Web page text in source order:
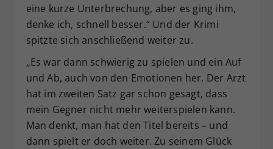
eine kurze Unterbrechung, aber es ging ihm,
denke ich, schnell besser.“ Und der Krimi
spitzte sich anschließend weiter zu.
„Es war dann schwierig zu spielen und ein Auf
und Ab, auch von den Emotionen her. Der Arzt
hat im zweiten Satz gar schon gesagt, dass
mein Gegner nicht mehr weiterspielen kann.
Man denkt, man hat den Titel bereits – und
dann spielt er doch weiter. Zu seinem Glück